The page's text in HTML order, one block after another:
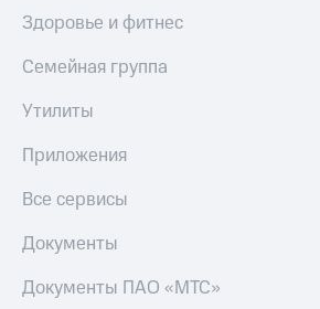
Здоровье и фитнес
Семейная группа
Утилиты
Приложения
Все сервисы
Документы
Документы ПАО «МТС»